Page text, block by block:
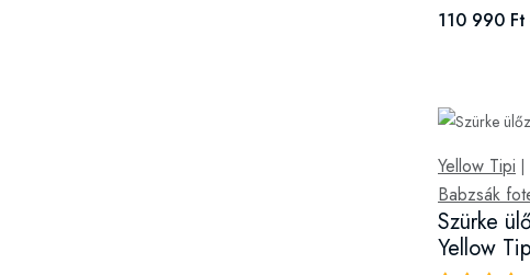
110 990 Ft
Yellow Tipi |
Babzsák
Szürke
Yellow